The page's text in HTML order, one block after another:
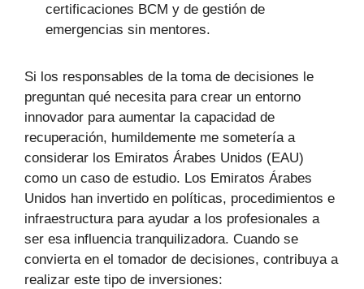
certificaciones BCM y de gestión de
emergencias sin mentores.
Si los responsables de la toma de decisiones le
preguntan qué necesita para crear un entorno
innovador para aumentar la capacidad de
recuperación, humildemente me sometería a
considerar los Emiratos Árabes Unidos (EAU)
como un caso de estudio. Los Emiratos Árabes
Unidos han invertido en políticas, procedimientos e
infraestructura para ayudar a los profesionales a
ser esa influencia tranquilizadora. Cuando se
convierta en el tomador de decisiones, contribuya a
realizar este tipo de inversiones: